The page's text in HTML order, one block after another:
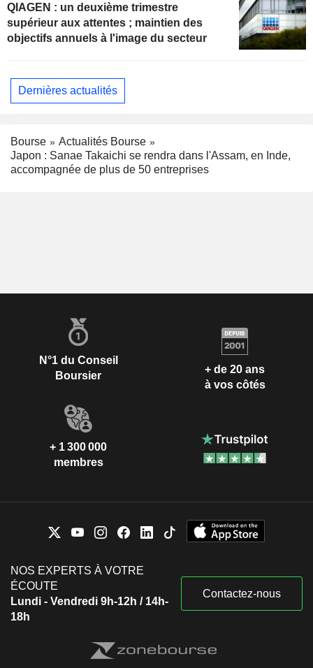
QIAGEN : un deuxième trimestre
supérieur aux attentes ; maintien des
objectifs annuels à l'image du secteur
Dernières actualités
Bourse
Actualités Bourse
Japon : Sanae Takaichi se rendra dans l'Assam, en Inde,
accompagnée de plus de 50 entreprises
N°1 du Conseil
Boursier
+ de 20 ans
à vos côtés
+ 1 300 000
membres
NOS EXPERTS À VOTRE
ÉCOUTE
Lundi - Vendredi 9h-12h / 14h-
18h
Contactez-nous